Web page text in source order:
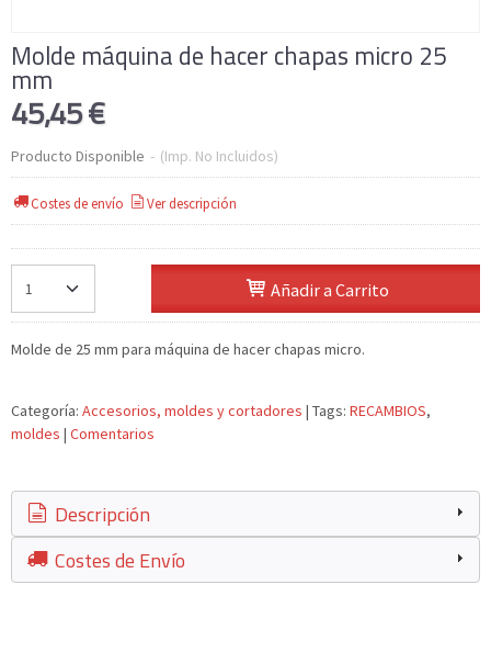
Molde máquina de hacer chapas micro 25
mm
45,45 €
Producto Disponible - (Imp. No Incluidos)
Costes de envío Ver descripción
Añadir a Carrito
Molde de 25 mm para máquina de hacer chapas micro.
Categoría: Accesorios, moldes y cortadores | Tags: RECAMBIOS
moldes | Comentarios
Descripción
Costes de Envío